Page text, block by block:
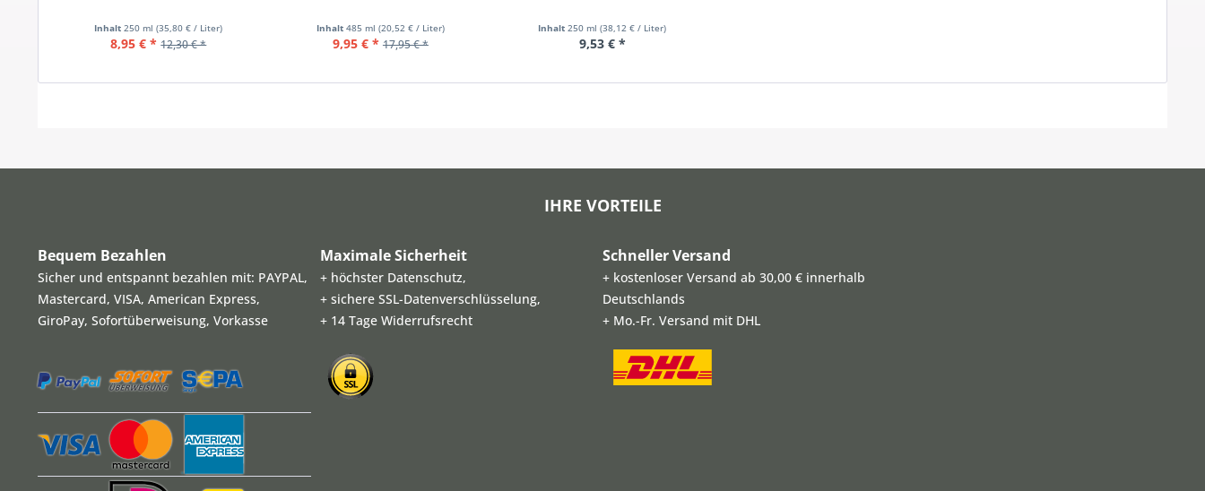
Inhalt250 ml(35,80 € / Liter)
8,95 € * 12,30 € *
Inhalt 485 ml (20,52 € / Liter)
9,95 € * 17,95 € *
Inhalt250 ml(38,12 € / Liter)
9,53 € *
IHRE VORTEILE
Bequem Bezahlen
Sicher und entspannt bezahlen mit: PAYPAL,
Mastercard, VISA, American Express,
GiroPay, Sofortüberweisung, Vorkasse
Maximale Sicherheit
+ höchster Datenschutz,
+ sichere SSL-Datenverschlüsselung,
+ 14 Tage Widerrufsrecht
Schneller Versand
+ kostenloser Versand ab 30,00 € innerhalb
Deutschlands
+ Mo.-Fr. Versand mit DHL